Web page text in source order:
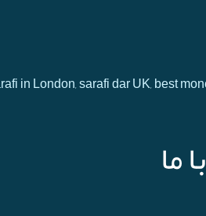
in London, sarafi dar UK, best
ما